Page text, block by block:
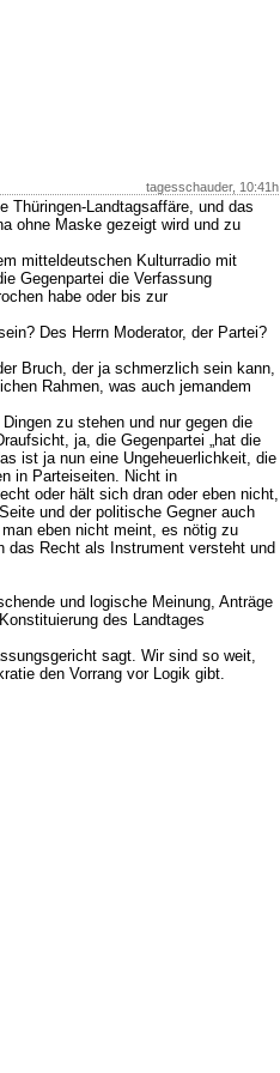
tagesschauder, 10:41h
Thüringen-Landtagsaffäre, und das
ohne Maske gezeigt wird und zu
mitteldeutschen Kulturradio mit
Gegenpartei die Verfassung
habe oder bis zur
Des Herrn Moderator, der Partei?
Bruch, der ja schmerzlich sein kann,
Rahmen, was auch jemandem
zu stehen und nur gegen die
ja, die Gegenpartei „hat die
ist ja nun eine Ungeheuerlichkeit, die
in Parteiseiten. Nicht in
oder hält sich dran oder eben nicht,
und der politische Gegner auch
eben nicht meint, es nötig zu
das Recht als Instrument versteht und
und logische Meinung, Anträge
des Landtages
sagt. Wir sind so weit,
den Vorrang vor Logik gibt.